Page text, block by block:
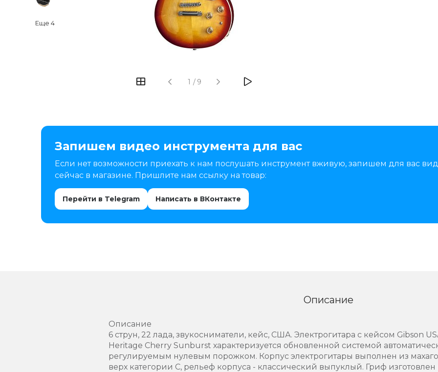
Еще 4
1 / 9
Запишем видео инструмента для вас
Если нет возможности приехать к нам послушать инструмент вживую, запишем для вас
сейчас в магазине. Пришлите нам ссылку на товар:
Перейти в Telegram Написать в ВКонтакте
Описание
Описание
6 струн, 22 лада, звукосниматели, кейс, США. Электрогитара с кейсом Gibson
Heritage Cherry Sunburst характеризуется обновленной системой
регулируемым нулевым порожком. Корпус электрогитары выполнен из
верх категории С, рельеф корпуса - классический выпуклый. Гриф